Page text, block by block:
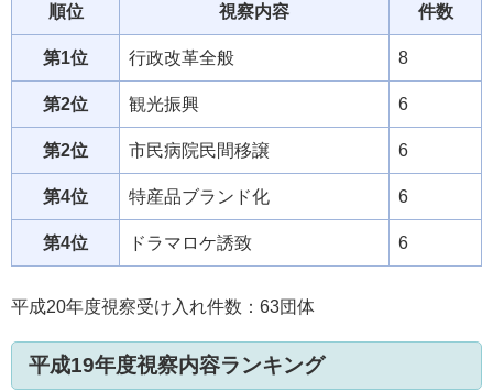
順位 視察内容 件数
第1位 行政改革全般 8
第2位 観光振興 6
第2位 市民病院民間移譲 6
第4位 特産品ブランド化 6
第4位 ドラマロケ誘致 6
平成20年度視察受け入れ件数：63団体
平成19年度視察内容ランキング